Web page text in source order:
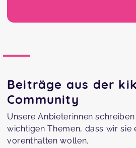
Beiträge aus der
Community
Unsere Anbieterinnen
wichtigen Themen, dass wir sie
vorenthalten wollen.